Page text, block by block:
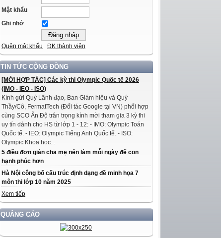
Mật khẩu
Ghi nhớ
Quên mật khẩu ĐK thành viên
TIN TỨC CỘNG ĐỒNG
[MỜI HỢP TÁC] Các kỳ thi Olympic Quốc tế 2026
(IMO - IEO - ISO)
Kính gửi Quý Lãnh đạo, Ban Giám hiệu và Quý
Thầy/Cô, FermatTech (Đối tác Google tại VN) phối hợp
cùng SCO Ấn Độ trân trọng kính mời tham gia 3 kỳ thi
uy tín dành cho HS từ lớp 1 - 12: - IMO: Olympic Toán
Quốc tế. - IEO: Olympic Tiếng Anh Quốc tế. - ISO:
Olympic Khoa học...
5 điều đơn giản cha mẹ nên làm mỗi ngày để con
hạnh phúc hơn
Hà Nội công bố cấu trúc định dạng đề minh họa 7
môn thi lớp 10 năm 2025
Xem tiếp
QUẢNG CÁO